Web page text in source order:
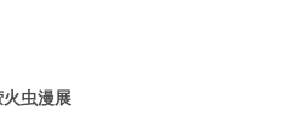
火虫漫展